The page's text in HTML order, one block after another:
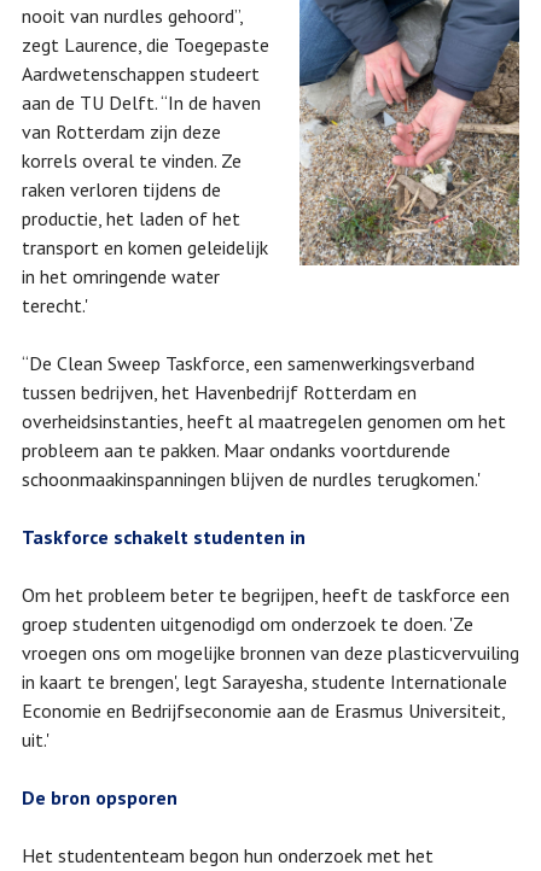
nooit van nurdles gehoord”,
zegt Laurence, die Toegepaste
Aardwetenschappen studeert
aan de TU Delft. “In de haven
van Rotterdam zijn deze
korrels overal te vinden. Ze
raken verloren tijdens de
productie, het laden of het
transport en komen geleidelijk
in het omringende water
terecht.'
“De Clean Sweep Taskforce, een samenwerkingsverband
tussen bedrijven, het Havenbedrijf Rotterdam en
overheidsinstanties, heeft al maatregelen genomen om het
probleem aan te pakken. Maar ondanks voortdurende
schoonmaakinspanningen blijven de nurdles terugkomen.'
Taskforce schakelt studenten in
Om het probleem beter te begrijpen, heeft de taskforce een
groep studenten uitgenodigd om onderzoek te doen. 'Ze
vroegen ons om mogelijke bronnen van deze plasticvervuiling
in kaart te brengen', legt Sarayesha, studente Internationale
Economie en Bedrijfseconomie aan de Erasmus Universiteit,
uit.'
De bron opsporen
Het studententeam begon hun onderzoek met het